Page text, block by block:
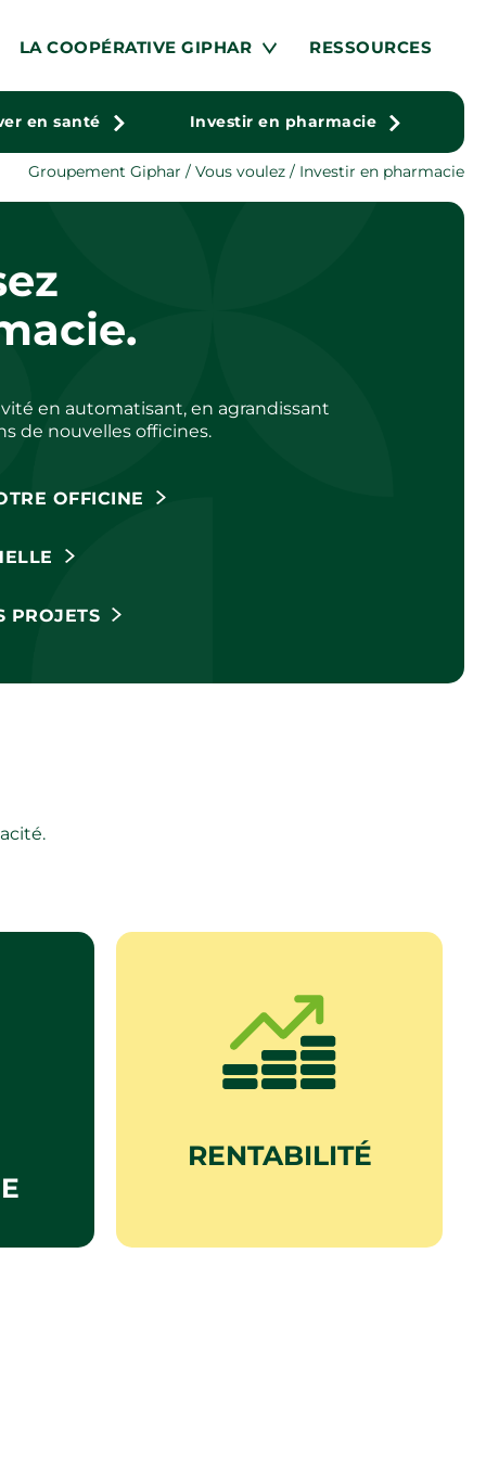
en santé Investir en pharmacie
LA COOPÉRATIVE GIPHAR RESSOURCES
Groupement Giphar / Vous voulez / Investir en pharmacie
en automatisant, en agrandissant
de nouvelles officines.
OFFICINE
PROJETS
RENTABILITÉ